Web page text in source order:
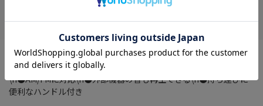
在庫がありません
●TVの音を離れた場所でも聴ける\n●Bluetooth/AUXのどちらで
も接続(Bluetooth送信機も付属)\n●低遅延設計で音ズレしにくい
\n●AM/FMに対応\n●外部機器の音も再生できる\n●持ち運びに
便利なハンドル付き